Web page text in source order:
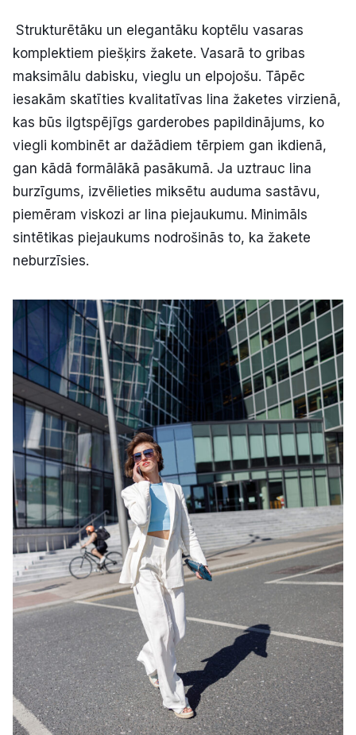
Strukturētāku un elegantāku koptēlu vasaras
komplektiem piešķirs žakete. Vasarā to gribas
maksimālu dabisku, vieglu un elpojošu. Tāpēc
iesakām skatīties kvalitatīvas lina žaketes virzienā,
kas būs ilgtspējīgs garderobes papildinājums, ko
viegli kombinēt ar dažādiem tērpiem gan ikdienā,
gan kādā formālākā pasākumā. Ja uztrauc lina
burzīgums, izvēlieties miksētu auduma sastāvu,
piemēram viskozi ar lina piejaukumu. Minimāls
sintētikas piejaukums nodrošinās to, ka žakete
neburzīsies.